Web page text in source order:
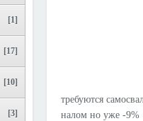
[1]
[17]
[10]
[3]
требуются
налом но уже -9%